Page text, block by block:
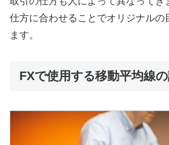
仕方に合わせることでオリジナルの
ます。
FXで使用する移動平均線